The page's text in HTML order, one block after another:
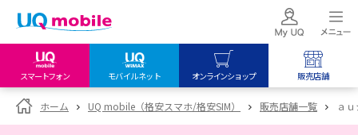
スマートフォン モバイルネット オンラインショップ 販売店舗
my UQ WiMAX
UQ WiMAX ご契約の方
UQ mobile
オンラインショップ
UQ mobile
販売店舗
ホーム UQ mobile（格安スマホ/格安SIM） 販売店舗一覧 ａ